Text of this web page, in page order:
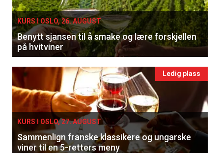
KURS I OSLO, 26. AUGUST
Benytt sjansen til å smake og lære forskjellen
på hvitviner
Ledig plass
KURS I OSLO, 27. AUGUST
Sammenlign franske klassikere og ungarske
viner til en 5-retters meny